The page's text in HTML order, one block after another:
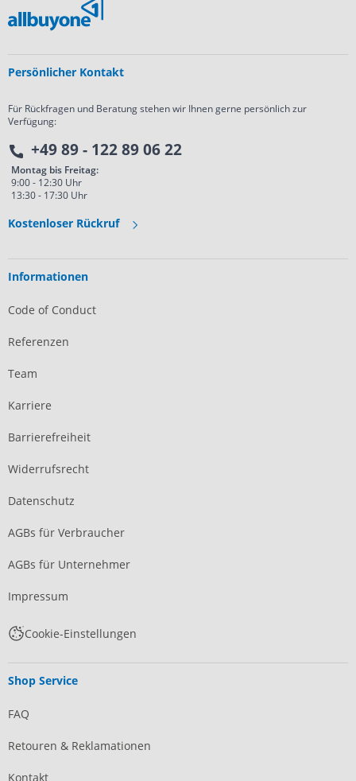
Persönlicher Kontakt
Für Rückfragen und Beratung stehen wir Ihnen gerne persönlich zur
Verfügung:
+49 89 - 122 89 06 22
Montag bis Freitag:
9:00 - 12:30 Uhr
13:30 - 17:30 Uhr
Kostenloser Rückruf
Informationen
Code of Conduct
Referenzen
Team
Karriere
Barrierefreiheit
Widerrufsrecht
Datenschutz
AGBs für Verbraucher
AGBs für Unternehmer
Impressum
Cookie-Einstellungen
Shop Service
FAQ
Retouren & Reklamationen
Kontakt